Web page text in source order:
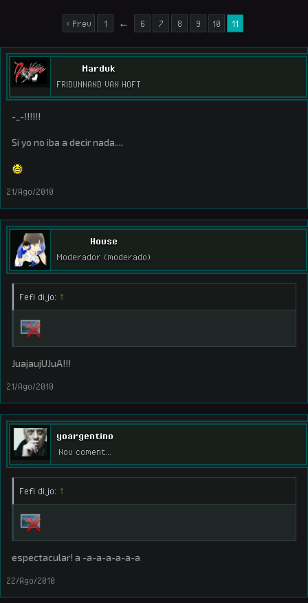
< Prev 1 ← 6 7 8 9 10 11
Marduk
FRIDUNNAND VAN HOFT
-_-!!!!!!
Si yo no iba a decir nada....
21/Ago/2010
House
Moderador (moderado)
Fefi dijo: ↑
JuajaujUJuA!!!
21/Ago/2010
yoargentino
Nou coment...
Fefi dijo: ↑
espectacular! a -a-a-a-a-a-a
22/Ago/2010